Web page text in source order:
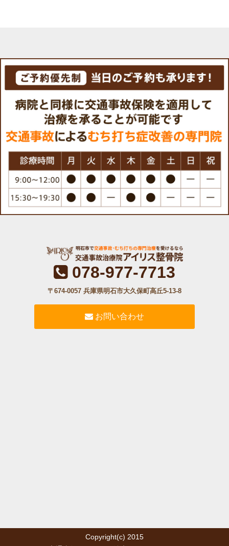
078-977-7713
〒674-0057 兵庫県明石市大久保町高丘5-13-8
お問い合わせ
Copyright(c) 2015